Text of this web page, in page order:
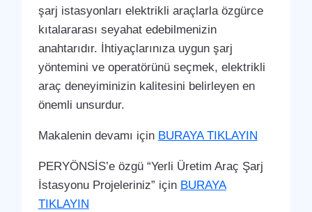
şarj istasyonları elektrikli araçlarla özgürce
kıtalararası seyahat edebilmenizin
anahtarıdır. İhtiyaçlarınıza uygun şarj
yöntemini ve operatörünü seçmek, elektrikli
araç deneyiminizin kalitesini belirleyen en
önemli unsurdur.
Makalenin devamı için BURAYA TIKLAYIN
PERYÖNSİS’e özgü “Yerli Üretim Araç Şarj
İstasyonu Projeleriniz” için BURAYA
TIKLAYIN